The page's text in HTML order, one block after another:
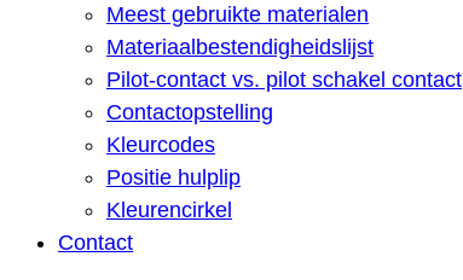
Meest gebruikte materialen
Materiaalbestendigheidslijst
Pilot-contact vs. pilot schakel contact
Contactopstelling
Kleurcodes
Positie hulplip
Kleurencirkel
Contact